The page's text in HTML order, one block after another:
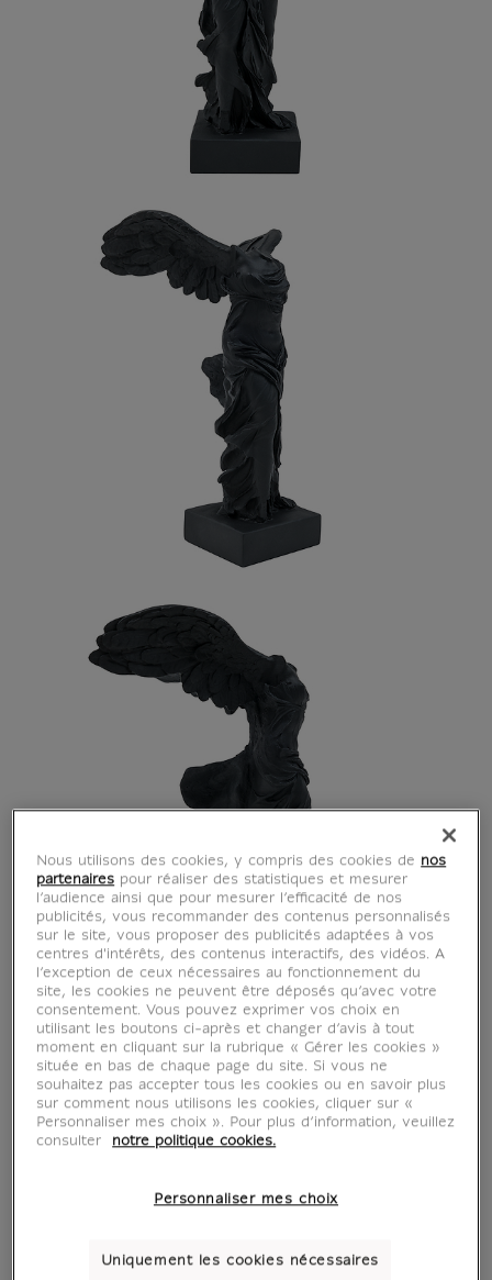
Nous utilisons des cookies, y compris des cookies de nos
partenaires pour réaliser des statistiques et mesurer
l’audience ainsi que pour mesurer l’efficacité de nos
publicités, vous recommander des contenus personnalisés
sur le site, vous proposer des publicités adaptées à vos
centres d'intérêts, des contenus interactifs, des vidéos. A
l’exception de ceux nécessaires au fonctionnement du
site, les cookies ne peuvent être déposés qu’avec votre
consentement. Vous pouvez exprimer vos choix en
utilisant les boutons ci-après et changer d’avis à tout
moment en cliquant sur la rubrique « Gérer les cookies »
située en bas de chaque page du site. Si vous ne
souhaitez pas accepter tous les cookies ou en savoir plus
sur comment nous utilisons les cookies, cliquer sur «
Personnaliser mes choix ». Pour plus d’information, veuillez
consulter
notre politique cookies.
Personnaliser mes choix
Uniquement les cookies nécessaires